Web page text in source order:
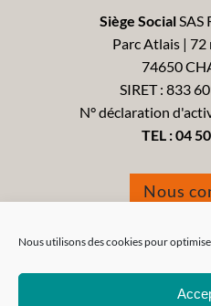
Nous utilisons des cookies pour
Siège SocialSAS
Parc Atlais | 72
74650
SIRET : 833
N° déclaration
TEL :04
Nous